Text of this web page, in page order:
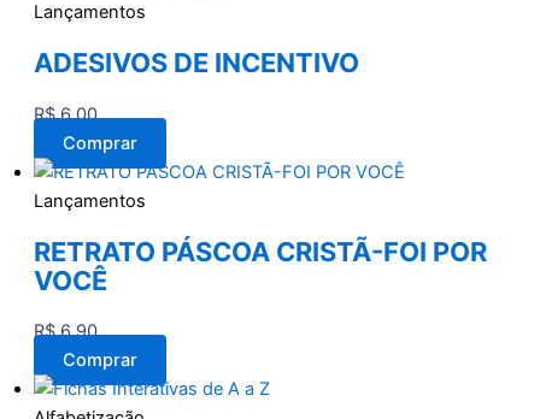
Lançamentos
ADESIVOS DE INCENTIVO
R$6,00
Comprar
Lançamentos
RETRATO PÁSCOA CRISTÃ-FOI POR
VOCÊ
R$6,90
Comprar